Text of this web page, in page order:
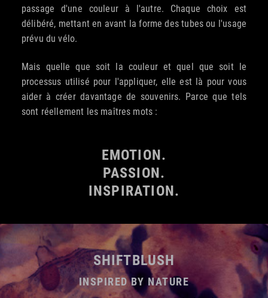
passage d'une couleur à l'autre. Chaque choix est
délibéré, mettant en avant la forme des tubes ou l'usage
prévu du vélo.
Mais quelle que soit la couleur et quel que soit le
processus utilisé pour l'appliquer, elle est là pour vous
aider à créer davantage de souvenirs. Parce que tels
sont réellement les maîtres mots :
EMOTION.
PASSION.
INSPIRATION.
SHIFTBLUSH
INSPIRED BY NATURE